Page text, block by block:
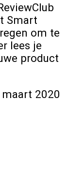
Smart
om te
lees je
product
2020